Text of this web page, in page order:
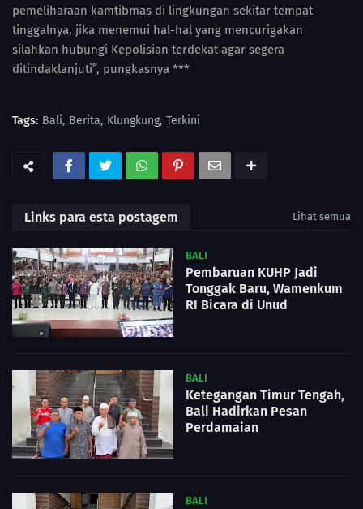
pemeliharaan kamtibmas di lingkungan sekitar tempat
tinggalnya, jika menemui hal-hal yang mencurigakan
silahkan hubungi Kepolisian terdekat agar segera
ditindaklanjuti”, pungkasnya ***
Tags: Bali Berita Klungkung Terkini
Links para esta postagem Lihat semua
BALI
Pembaruan KUHP Jadi
Tonggak Baru, Wamenkum
RI Bicara di Unud
BALI
Ketegangan Timur Tengah,
Bali Hadirkan Pesan
Perdamaian
BALI